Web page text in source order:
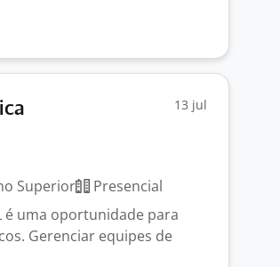
13 jul
Superior
Presencial
é uma oportunidade para
Gerenciar equipes de